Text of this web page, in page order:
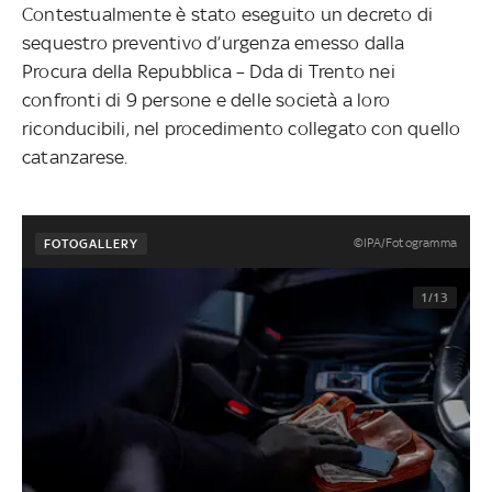
Contestualmente è stato eseguito un decreto di
sequestro preventivo d’urgenza emesso dalla
Procura della Repubblica – Dda di Trento nei
confronti di 9 persone e delle società a loro
riconducibili, nel procedimento collegato con quello
catanzarese.
FOTOGALLERY ©IPA/Fotogramma
1/13